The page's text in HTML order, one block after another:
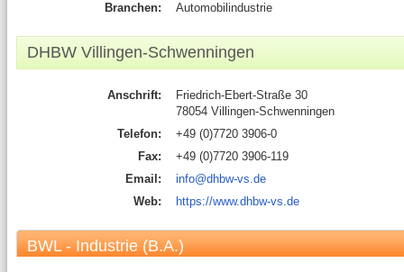
Branchen: Automobilindustrie
DHBW Villingen-Schwenningen
Anschrift:
Friedrich-Ebert-Straße 30
78054 Villingen-Schwenningen
Telefon:
+49 (0)7720 3906-0
Fax:
+49 (0)7720 3906-119
Email:
info@dhbw-vs.de
Web:
https://www.dhbw-vs.de
BWL - Industrie (B.A.)